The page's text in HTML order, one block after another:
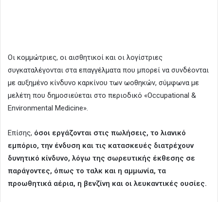
Οι κομμώτριες, οι αισθητικοί και οι λογίστριες
συγκαταλέγονται στα επαγγέλματα που μπορεί να συνδέονται
με αυξημένο κίνδυνο καρκίνου των ωοθηκών, σύμφωνα με
μελέτη που δημοσιεύεται στο περιοδικό «Occupational &
Environmental Medicine».
Επίσης, όσοι εργάζονται στις πωλήσεις, το λιανικό
εμπόριο, την ένδυση και τις κατασκευές διατρέχουν
δυνητικό κίνδυνο, λόγω της σωρευτικής έκθεσης σε
παράγοντες, όπως το ταλκ και η αμμωνία, τα
προωθητικά αέρια, η βενζίνη και οι λευκαντικές ουσίες.